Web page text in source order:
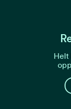
Helt